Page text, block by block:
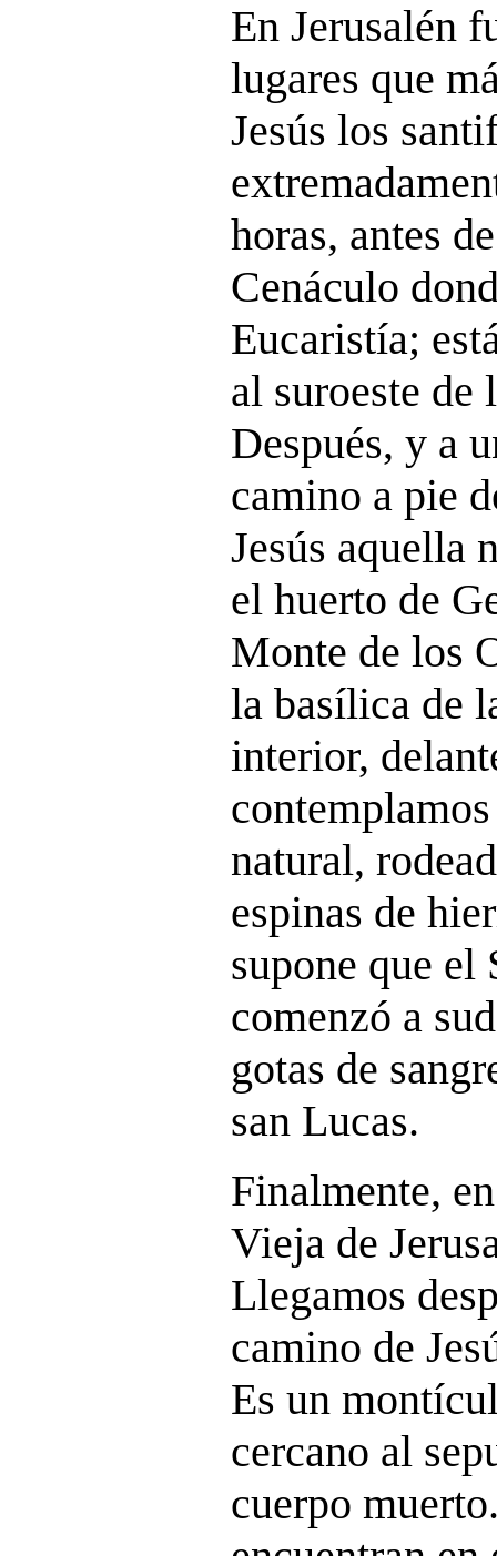
En Jerusalén
lugares que
Jesús los
horas, antes
Cenáculo
Eucaristía;
al suroeste
Después, y a
camino a pie
Jesús aquella
el huerto de
Monte de los
la basílica de
interior,
natural,
espinas de
supone que el
comenzó a
gotas de
san Lucas.
Finalmente,
Vieja de
Llegamos
camino de
Es un
cercano al
cuerpo